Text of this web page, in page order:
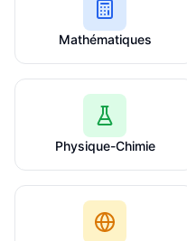
Mathématiques
Physique-Chimie